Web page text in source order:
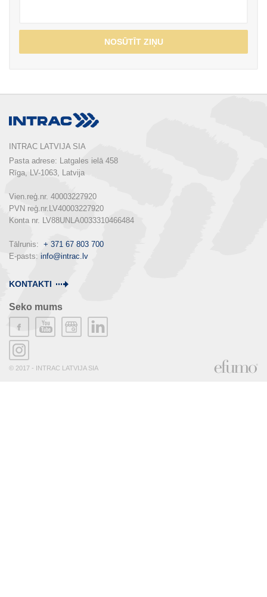
NOSŪTĪT ZIŅU
INTRAC LATVIJA SIA
Pasta adrese: Latgales ielā 458
Rīga, LV-1063, Latvija
Vien.reģ.nr. 40003227920
PVN reģ.nr.LV40003227920
Konta nr. LV88UNLA0033310466484
Tālrunis: + 371 67 803 700
E-pasts: info@intrac.lv
KONTAKTI
Seko mums
© 2017 - INTRAC LATVIJA SIA